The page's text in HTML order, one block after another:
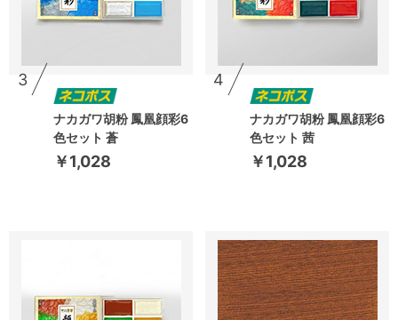
3
ナカガワ胡粉 鳳凰顔彩6
色セット 蒼
￥1,028
4
ナカガワ胡粉 鳳凰顔彩6
色セット 茜
￥1,028